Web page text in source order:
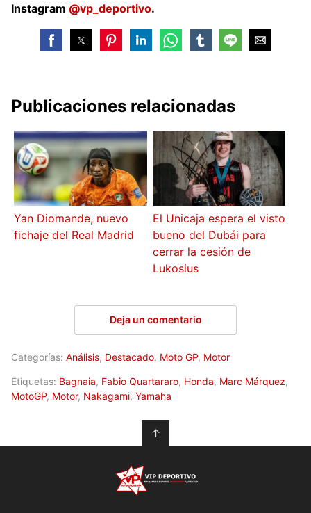
Instagram @vp_deportivo.
Publicaciones relacionadas
Yan Diomande, nuevo
fichaje del Real Madrid
El Unicaja espera el visto
bueno del Dubái para
cerrar la cesión de
Lukosius
Deja un comentario
Categorías: Análisis, Destacado, Moto GP, Motor
Etiquetas: Bagnaia, Fabio Quartararo, Honda, Marc Márquez,
MotoGP, Motor, Nakagami, Yamaha
↑